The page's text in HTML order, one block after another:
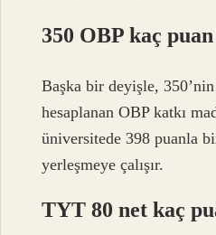
350 OBP kaç
Başka bir deyişle,
hesaplanan OBP katkı
üniversitede 398 puanla
yerleşmeye çalışır.
TYT 80 net kaç